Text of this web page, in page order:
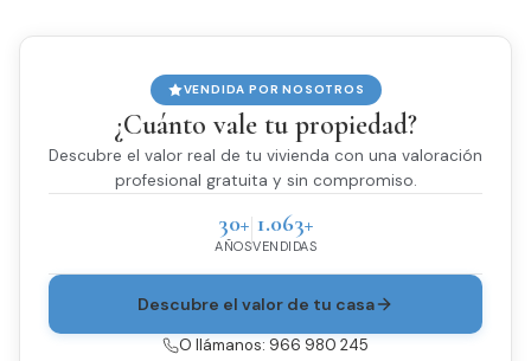
VENDIDA POR NOSOTROS
¿Cuánto vale tu propiedad?
Descubre el valor real de tu vivienda con una valoración
profesional gratuita y sin compromiso.
30+
AÑOS
1.063+
VENDIDAS
Descubre el valor de tu casa
O llámanos: 966 980 245